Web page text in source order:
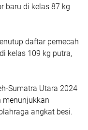
baru di kelas 87 kg
daftar pemecah
kelas 109 kg putra,
Sumatra Utara 2024
menunjukkan
angkat besi.